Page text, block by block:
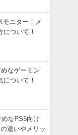
モニター！メ
について！
めなゲーミン
について！
めなPS5向け
違いやメリッ